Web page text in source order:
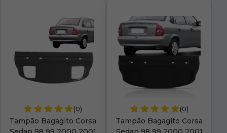
(0)
Tampão Bagagito Corsa
(0)
Tampão Bagagito Corsa